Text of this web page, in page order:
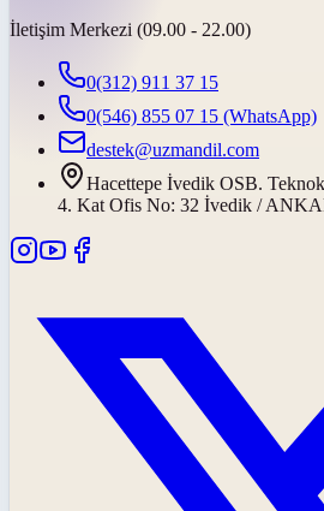
İletişim Merkezi (09.00 - 22.00)
0(312) 911 37 15
0(546) 855 07 15 (WhatsApp)
destek@uzmandil.com
Hacettepe İvedik OSB.
4. Kat Ofis No: 32 İvedik /